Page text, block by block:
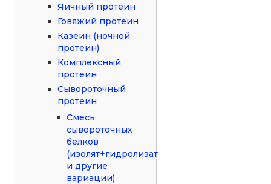
Яичный протеин
Говяжий протеин
Казеин (ночной
протеин)
Комплексный
протеин
Сывороточный
протеин
Смесь
сывороточных
белков
(изолят+гидролизат
и другие
вариации)